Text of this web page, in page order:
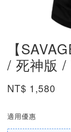
【
/ 死神版 /
NT$ 1,580
適用優惠